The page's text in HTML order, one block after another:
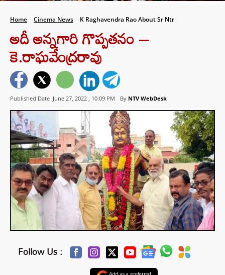
Home Cinema News K Raghavendra Rao About Sr Ntr
అదీ అన్నగారి గొప్పతనం –
కె.రాఘవేంద్రరావు
Published Date :June 27, 2022 , 10:09 PM By NTV WebDesk
Follow Us :